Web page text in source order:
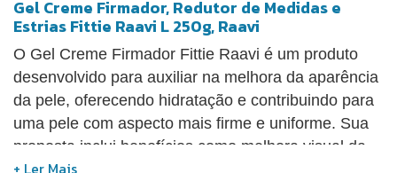
Gel Creme Firmador, Redutor de Medidas e
Estrias Fittie Raavi L 250g, Raavi
O Gel Creme Firmador Fittie Raavi é um produto
desenvolvido para auxiliar na melhora da aparência
da pele, oferecendo hidratação e contribuindo para
uma pele com aspecto mais firme e uniforme. Sua
proposta inclui benefícios como melhora visual da